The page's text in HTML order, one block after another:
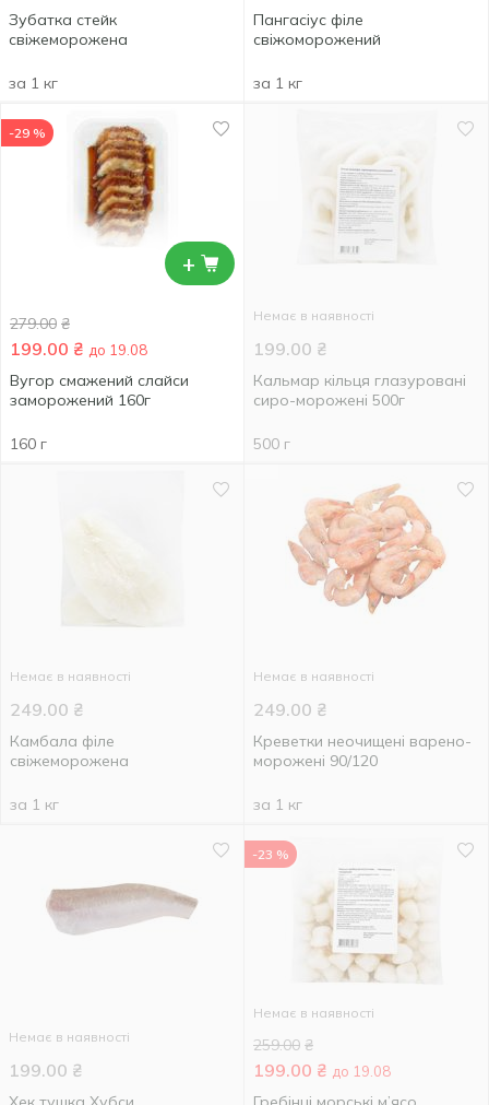
Зубатка стейк
свіжеморожена
за 1 кг
Пангасіус філе
свіжоморожений
за 1 кг
+
-29 %
279.00 ₴
199.00 ₴ до 19.08
Вугор смажений слайси
заморожений 160г
160 г
Немає в наявності
199.00 ₴
Кальмар кільця глазуровані
сиро-морожені 500г
500 г
Немає в наявності
249.00 ₴
Камбала філе
свіжеморожена
за 1 кг
Немає в наявності
249.00 ₴
Креветки неочищені варено-
морожені 90/120
за 1 кг
Немає в наявності
199.00 ₴
-23 %
Немає в наявності
259.00 ₴
199.00 ₴ до 19.08